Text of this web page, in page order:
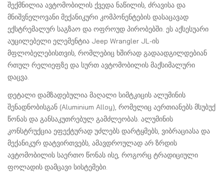
შექმნილია ავტომობილის ქვედა ნაწილის, ძრავისა და
მნიშვნელოვანი მექანიკური კომპონენტების დასაცავად
ექსტრემალურ საგზაო და ოფროუდ პირობებში. ეს აქსესუარი
აუცილებელი ელემენტია Jeep Wrangler JL-ის
მფლობელებისთვის, რომლებიც ხშირად გადაადგილდებიან
რთულ რელიეფზე და სურთ ავტომობილის მაქსიმალური
დაცვა.
დეტალი დამზადებულია მაღალი სიმტკიცის ალუმინის
შენადნობისგან (Aluminium Alloy), რომელიც აერთიანებს მსუბუქ
წონას და განსაკუთრებულ გამძლეობას. ალუმინის
კონსტრუქცია ეფექტურად უძლებს დარტყმებს, ვიბრაციასა და
მექანიკურ დატვირთვებს, ამავდროულად არ ზრდის
ავტომობილის საერთო წონას ისე, როგორც ტრადიციული
ფოლადის დამცავი სისტემები.